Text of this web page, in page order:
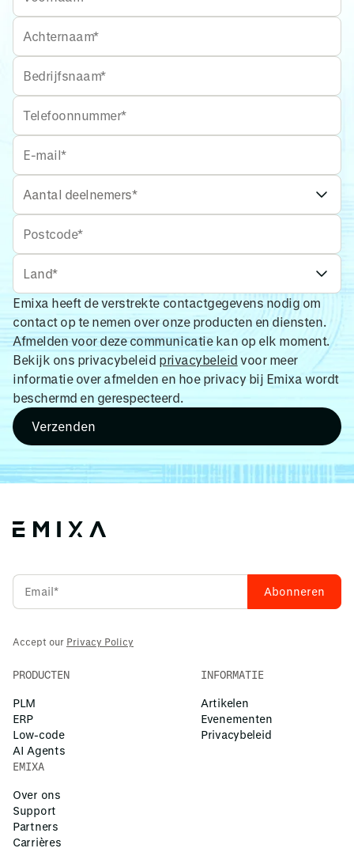
Emixa heeft de verstrekte contactgegevens nodig om
contact op te nemen over onze producten en diensten.
Afmelden voor deze communicatie kan op elk moment.
Bekijk ons privacybeleid privacybeleid voor meer
informatie over afmelden en hoe privacy bij Emixa wordt
beschermd en gerespecteerd.
Accept our Privacy Policy
PRODUCTEN
PLM
ERP
Low-code
AI Agents
INFORMATIE
Artikelen
Evenementen
Privacybeleid
EMIXA
Over ons
Support
Partners
Carrières